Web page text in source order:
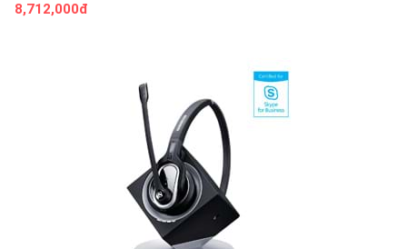
8,712,000đ